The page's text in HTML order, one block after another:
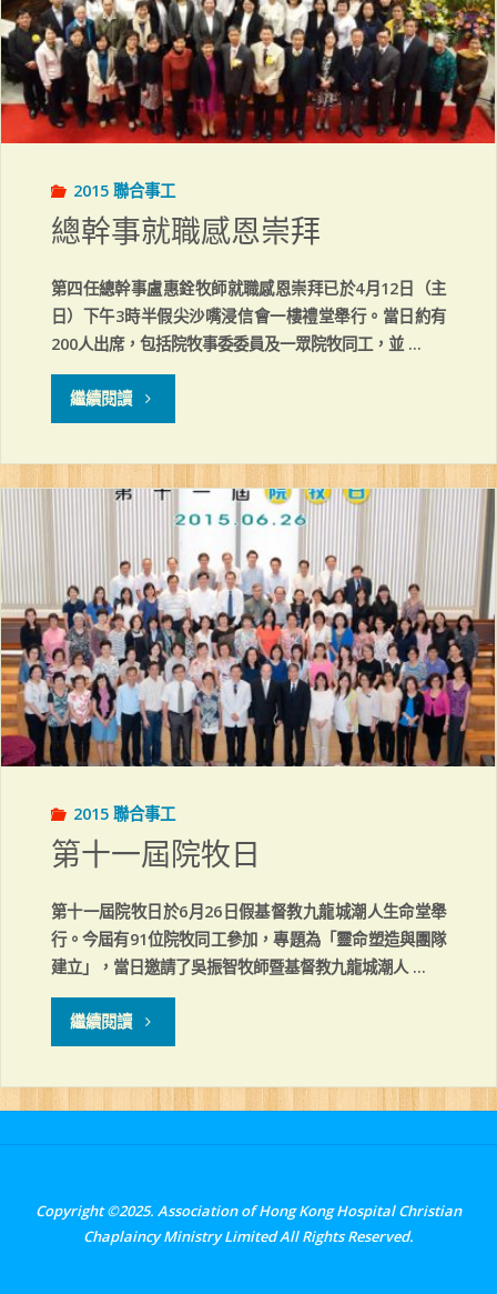
餐"
2015 聯合事工
總幹事就職感恩崇拜
第四任總幹事盧惠銓牧師就職感恩崇拜已於4月12日（主
日）下午3時半假尖沙嘴浸信會一樓禮堂舉行。當日約有
200人出席，包括院牧事委委員及一眾院牧同工，並 …
繼續閱讀"總
事
職
感
恩
崇
2015 聯合事工
第十一屆院牧日
第十一屆院牧日於6月26日假基督教九龍城潮人生命堂舉
行。今屆有91位院牧同工參加，專題為「靈命塑造與團隊
建立」，當日邀請了吳振智牧師暨基督教九龍城潮人 …
繼續閱讀"第
一
院
Copyright ©2025. Association of Hong Kong Hospital Christian
Chaplaincy Ministry Limited All Rights Reserved.